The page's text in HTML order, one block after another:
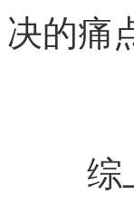
决的痛
综